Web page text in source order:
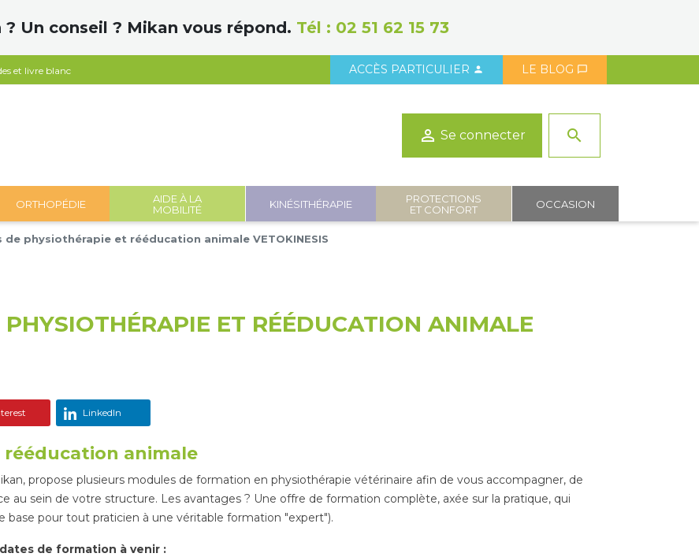
Un conseil ? Mikan vous répond. Tél : 02 51 62 15 73
et livre blanc ACCÈS PARTICULIER  LE BLOG 
 Se connecter search
ORTHOPÉDIE
AIDE À LA
MOBILITÉ
KINÉSITHÉRAPIE
PROTECTIONS
ET CONFORT
OCCASION
physiothérapie et rééducation animale VETOKINESIS
ET RÉÉDUCATION ANIMALE
LinkedIn
animale
propose plusieurs modules de formation en physiothérapie vétérinaire afin de vous accompagner, de
au sein de votre structure. Les avantages ? Une offre de formation complète, axée sur la pratique, qui
base pour tout praticien à une véritable formation "expert").
de formation à venir :